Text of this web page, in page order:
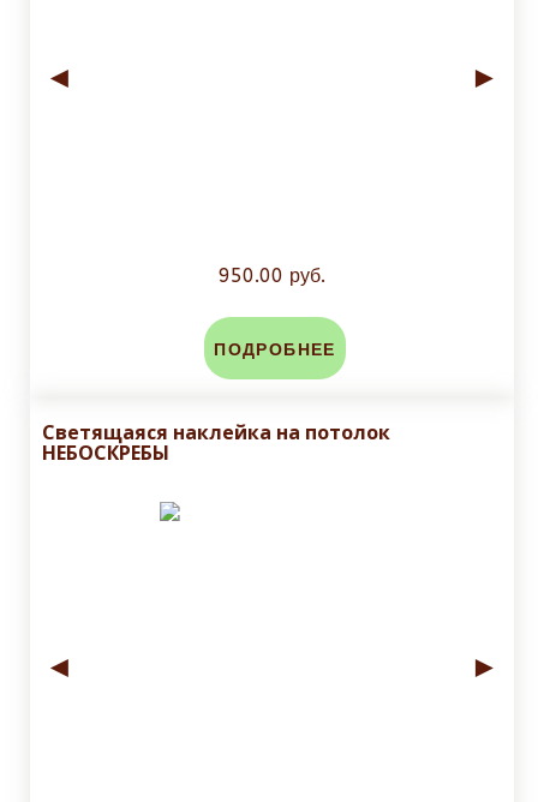
◄ ►
950.00 руб.
ПОДРОБНЕЕ
Светящаяся наклейка на потолок
НЕБОСКРЕБЫ
◄ ►